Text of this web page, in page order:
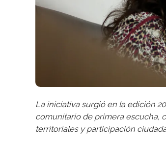
La iniciativa surgió en la edición
comunitario de primera escucha,
territoriales y participación